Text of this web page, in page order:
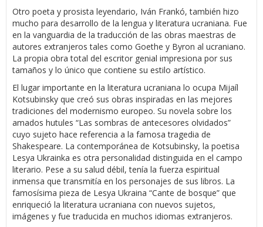
Otro poeta y prosista leyendario, Iván Frankó, también hizo
mucho para desarrollo de la lengua y literatura ucraniana. Fue
en la vanguardia de la traducción de las obras maestras de
autores extranjeros tales como Goethe y Byron al ucraniano.
La propia obra total del escritor genial impresiona por sus
tamaños y lo único que contiene su estilo artístico.
El lugar importante en la literatura ucraniana lo ocupa Mijaíl
Kotsubinsky que creó sus obras inspiradas en las mejores
tradiciones del modernismo europeo. Su novela sobre los
amados hutules “Las sombras de antecesores olvidados”
cuyo sujeto hace referencia a la famosa tragedia de
Shakespeare. La contemporánea de Kotsubinsky, la poetisa
Lesya Ukrainka es otra personalidad distinguida en el campo
literario. Pese a su salud débil, tenía la fuerza espiritual
inmensa que transmitía en los personajes de sus libros. La
famosísima pieza de Lesya Ukraina “Cante de bosque” que
enriqueció la literatura ucraniana con nuevos sujetos,
imágenes y fue traducida en muchos idiomas extranjeros.